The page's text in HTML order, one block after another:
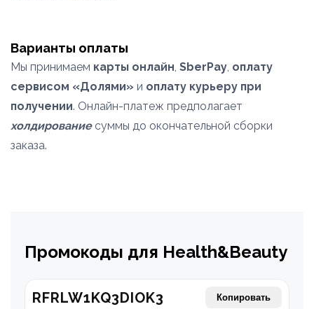
Варианты оплаты
Мы принимаем карты онлайн, SberPay, оплату
сервисом «Долями» и оплату курьеру при
получении. Онлайн-платеж предполагает
холдированиесуммы до окончательной сборки
заказа.
Промокоды для Health&Beauty
RFRLW1KQ3DIOK3 Копировать